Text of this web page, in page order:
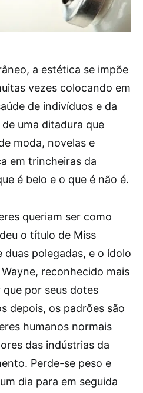
a estética se impõe
vezes colocando em
de indivíduos e da
uma ditadura que
moda, novelas e
em trincheiras da
é belo e o que é não é.
queriam ser como
o título de Miss
polegadas, e o ídolo
reconhecido mais
por seus dotes
depois, os padrões são
humanos normais
das indústrias da
Perde-se peso e
dia para em seguida